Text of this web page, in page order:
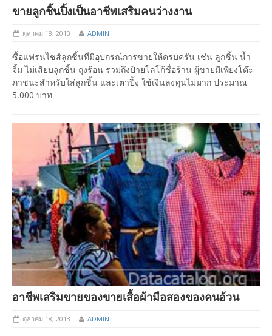
ขายลูกชิ้นปิ้งเป็นอาชีพเสริมคนว่างงาน
ตุลาคม 18, 2013 ADMIN
ซื้อแฟรนไชส์ลูกชิ้นที่มีอุปกรณ์การขายให้ครบครัน เช่น ลูกชิ้น น้ำ
จิ้ม ไม่เสียบลูกชิ้น ถุงร้อน รวมถึงป้ายโลโก้ชื่อร้าน ผู้ขายมีเพียงโต๊ะ
ภาชนะสำหรับใส่ลูกชิ้น และเตาปิ้ง ใช้เงินลงทุนไม่มาก ประมาณ
5,000 บาท
อาชีพเสริมขายของขายเสื้อผ้ามือสองของคนอ้วน
ตุลาคม 18, 2013 ADMIN